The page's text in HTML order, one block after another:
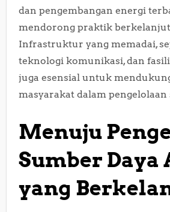
dan pengembangan energi
mendorong praktik
Infrastruktur yang memadai,
teknologi komunikasi, dan
juga esensial untuk
masyarakat dalam pengelolaan
Menuju
Sumber Daya
yang